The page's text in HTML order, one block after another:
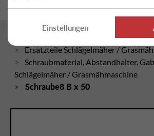
Ersatzteile Schlägelmäher /
Schraubmaterial, Abstandhalter,
Schlägelmäher / Grasmähmaschine
Schraube8 B x 50
Einstellungen